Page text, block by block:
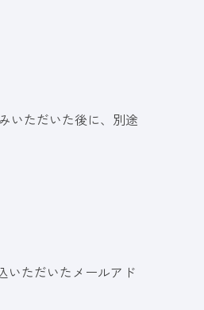
いただいた後に、別途
いただいたメールアド